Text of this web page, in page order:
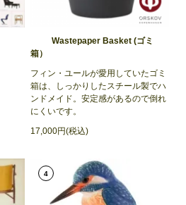
Wastepaper Basket (ゴミ
箱）
フィン・ユールが愛用していたゴミ
箱は、しっかりしたスチール製でハ
ンドメイド。安定感があるので倒れ
にくいです。
17,000円(税込)
4